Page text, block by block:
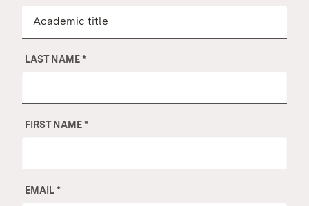
LAST NAME*
FIRST NAME*
EMAIL*